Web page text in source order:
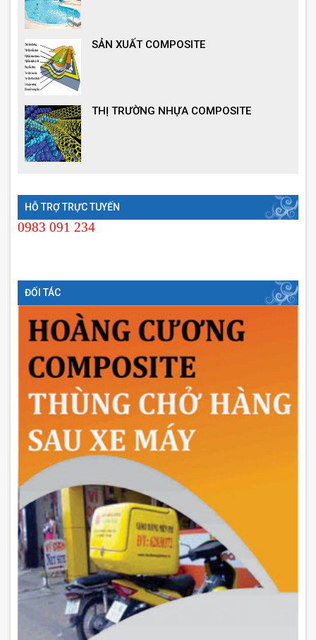
SẢN XUẤT COMPOSITE
THỊ TRƯỜNG NHỰA COMPOSITE
HỖ TRỢ TRỰC TUYẾN
0983 091 234
ĐỐI TÁC